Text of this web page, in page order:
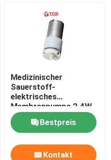
Medizinischer
Sauerstoff-
elektrisches
Membranpumpe 2.4W
MikrodC 12V Mini Air
Pump MotorBestpreis
Kontakt